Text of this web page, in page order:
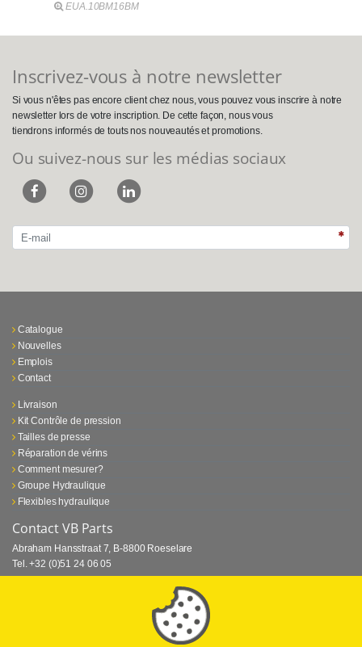
EUA.10BM16BM
Inscrivez-vous à notre newsletter
Si vous n'êtes pas encore client chez nous, vous pouvez vous inscrire à notre
newsletter lors de votre inscription. De cette façon, nous vous
tiendrons informés de touts nos nouveautés et promotions.
Ou suivez-nous sur les médias sociaux
Catalogue
Nouvelles
Emplois
Contact
Livraison
Kit Contrôle de pression
Tailles de presse
Réparation de vérins
Comment mesurer?
Groupe Hydraulique
Flexibles hydraulique
Contact VB Parts
Abraham Hansstraat 7, B-8800 Roeselare
Tel. +32 (0)51 24 06 05
⏳ Dernier mois de promotion Webtec!
Promotion Webtec Equipements De Test Portatifs